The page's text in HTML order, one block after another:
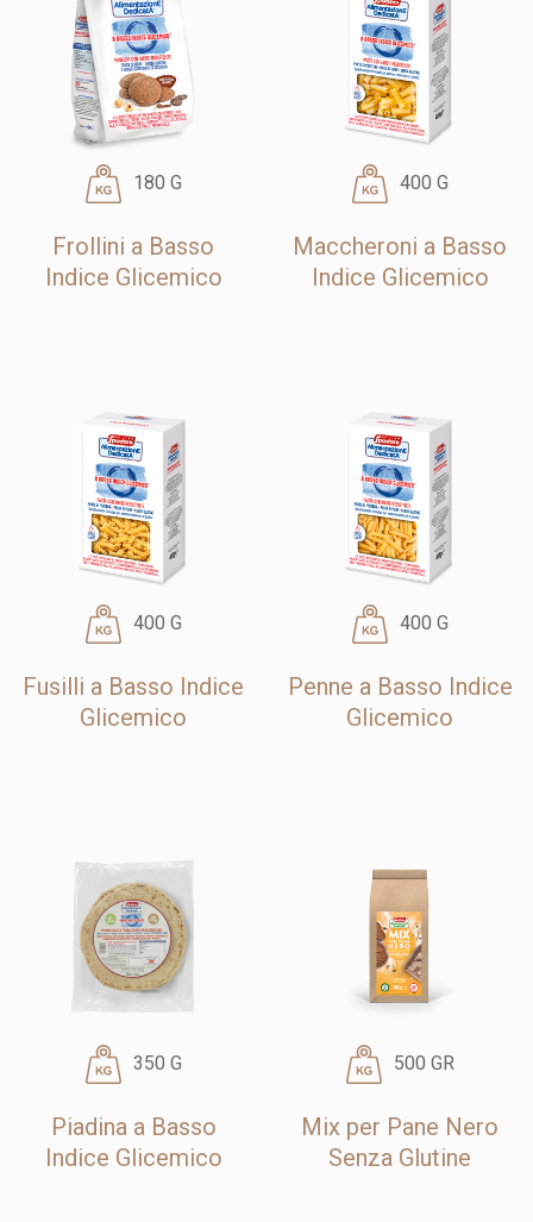
180 G
Frollini a Basso
Indice Glicemico
400 G
Maccheroni a Basso
Indice Glicemico
400 G
Fusilli a Basso Indice
Glicemico
400 G
Penne a Basso Indice
Glicemico
350 G
Piadina a Basso
Indice Glicemico
500 GR
Mix per Pane Nero
Senza Glutine